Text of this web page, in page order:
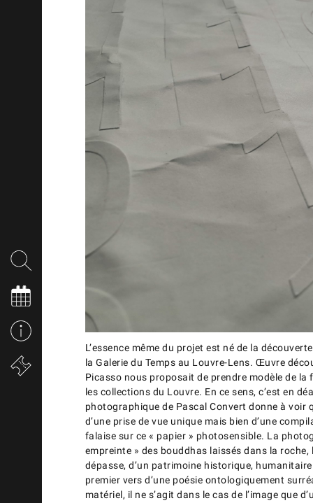
L’essence même du projet est né de la
la Galerie du Temps au Louvre-Lens. Œuvre
Picasso nous proposait de prendre modèle de
les collections du Louvre. En ce sens, c’est en
photographique de Pascal Convert donne à voir
d’une prise de vue unique mais bien d’une
falaise sur ce « papier » photosensible. La
empreinte » des bouddhas laissés dans la
dépasse, d’un patrimoine historique,
premier vers d’une poésie ontologiquement
matériel, il ne s’agit dans le cas de l’image que